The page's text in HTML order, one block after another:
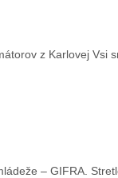
z Karlovej Vsi
– GIFRA.